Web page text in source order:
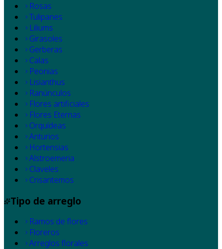
Rosas
Tulipanes
Liliums
Girasoles
Gerberas
Calas
Peonias
Lisianthus
Ranúnculos
Flores artificiales
Flores Eternas
Orquídeas
Anturios
Hortensias
Alstroemeria
Claveles
Crisantemos
Tipo de arreglo
Ramos de flores
Floreros
Arreglos florales